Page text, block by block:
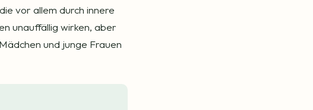
vor allem durch innere
unauffällig wirken, aber
und junge Frauen